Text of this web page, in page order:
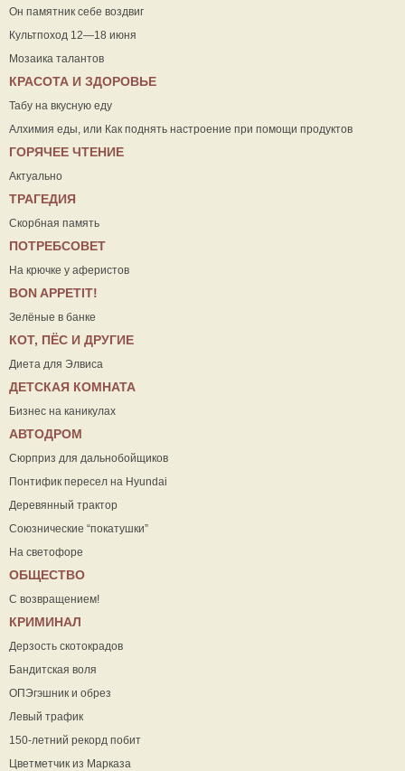
Он памятник себе воздвиг
Культпоход 12—18 июня
Мозаика талантов
КРАСОТА И ЗДОРОВЬЕ
Табу на вкусную еду
Алхимия еды, или Как поднять настроение при помощи продуктов
ГОРЯЧЕЕ ЧТЕНИЕ
Актуально
ТРАГЕДИЯ
Скорбная память
ПОТРЕБСОВЕТ
На крючке у аферистов
ВON APPETIT!
Зелёные в банке
КОТ, ПЁС И ДРУГИЕ
Диета для Элвиса
ДЕТСКАЯ КОМНАТА
Бизнес на каникулах
АВТОДРОМ
Сюрприз для дальнобойщиков
Понтифик пересел на Hyundai
Деревянный трактор
Союзнические “покатушки”
На светофоре
ОБЩЕСТВО
С возвращением!
КРИМИНАЛ
Дерзость скотокрадов
Бандитская воля
ОПЭгэшник и обрез
Левый трафик
150-летний рекорд побит
Цветметчик из Марказа